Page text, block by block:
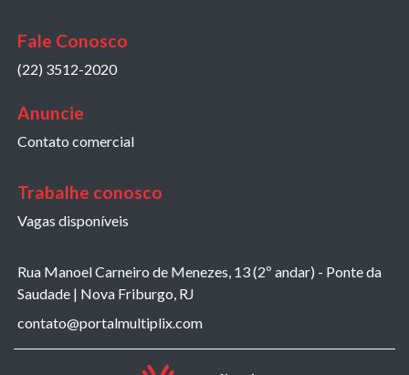
Fale Conosco
(22) 3512-2020
Anuncie
Contato comercial
Trabalhe conosco
Vagas disponíveis
Rua Manoel Carneiro de Menezes, 13 (2º andar) - Ponte da
Saudade | Nova Friburgo, RJ
contato@portalmultiplix.com